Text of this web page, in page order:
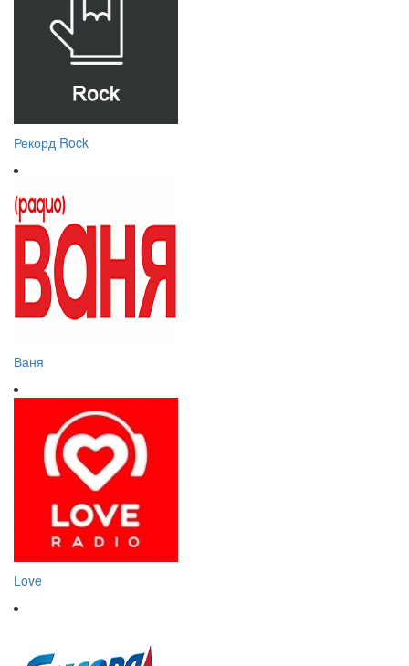
Рекорд Rock
Ваня
Love